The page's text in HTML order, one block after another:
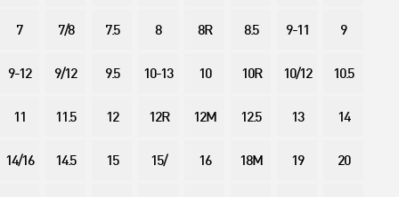
7 7/8 7.5 8 8R 8.5 9-11 9
9-12 9/12 9.5 10-13 10 10R 10/12 10.5
11 11.5 12 12R 12M 12.5 13 14
14/16 14.5 15 15/ 16 18M 19 20